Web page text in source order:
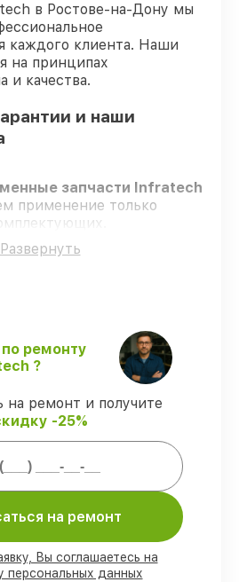
в Ростове-на-Дону мы
каждого клиента. Наши
на принципах
и качества.
и наши
запчасти Infratech
применение только
что подтверждает
прицела Infratech IT-106DP
сопровождение– все
защищены сервисной
личного присутствия
Infratech готовы к
Ростове-на-Дону, остальные
Развернуть
ремонту
?
на ремонт и получите
-25%
на ремонт
Вы соглашаетесь на
персональных данных